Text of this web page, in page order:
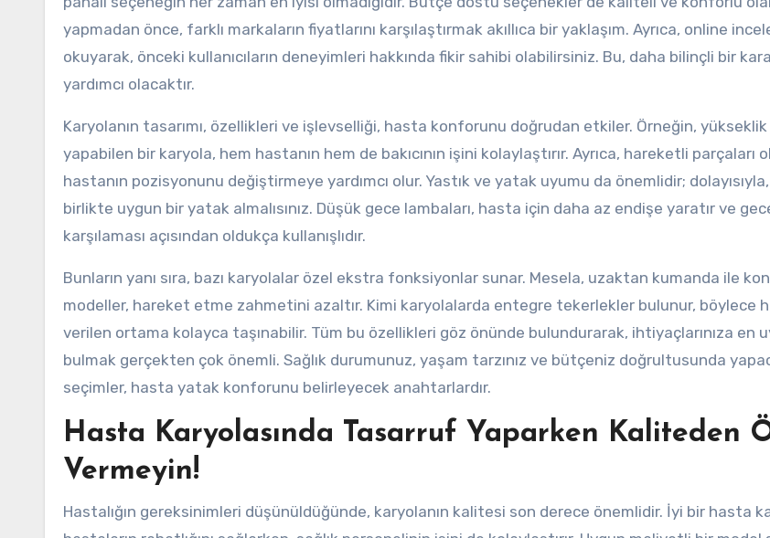
yapmadan önce, farklı markaların fiyatlarını karşılaştırmak akıllıca bir yaklaşım. Ayrıca, online
okuyarak, önceki kullanıcıların deneyimleri hakkında fikir sahibi olabilirsiniz. Bu, daha bilinçli bir
yardımcı olacaktır.
Karyolanın tasarımı, özellikleri ve işlevselliği, hasta konforunu doğrudan etkiler. Örneğin, yükseklik
yapabilen bir karyola, hem hastanın hem de bakıcının işini kolaylaştırır. Ayrıca, hareketli parçaları
hastanın pozisyonunu değiştirmeye yardımcı olur. Yastık ve yatak uyumu da önemlidir;
birlikte uygun bir yatak almalısınız. Düşük gece lambaları, hasta için daha az endişe yaratır ve
karşılaması açısından oldukça kullanışlıdır.
Bunların yanı sıra, bazı karyolalar özel ekstra fonksiyonlar sunar. Mesela, uzaktan kumanda ile
modeller, hareket etme zahmetini azaltır. Kimi karyolalarda entegre tekerlekler bulunur, böylece
verilen ortama kolayca taşınabilir. Tüm bu özellikleri göz önünde bulundurarak, ihtiyaçlarınıza en
bulmak gerçekten çok önemli. Sağlık durumunuz, yaşam tarzınız ve bütçeniz doğrultusunda
seçimler, hasta yatak konforunu belirleyecek anahtarlardır.
Hasta Karyolasında Tasarruf Yaparken Kaliteden
Vermeyin!
Hastalığın gereksinimleri düşünüldüğünde, karyolanın kalitesi son derece önemlidir. İyi bir hasta